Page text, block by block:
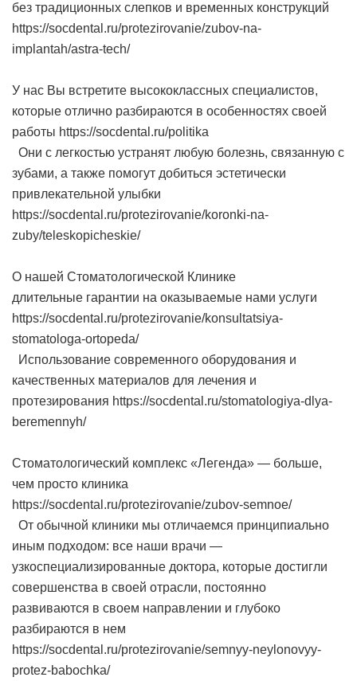
без традиционных слепков и временных конструкций
https://socdental.ru/protezirovanie/zubov-na-
implantah/astra-tech/
У нас Вы встретите высококлассных специалистов,
которые отлично разбираются в особенностях своей
работы https://socdental.ru/politika
Они с легкостью устранят любую болезнь, связанную с
зубами, а также помогут добиться эстетически
привлекательной улыбки
https://socdental.ru/protezirovanie/koronki-na-
zuby/teleskopicheskie/
О нашей Стоматологической Клинике
длительные гарантии на оказываемые нами услуги
https://socdental.ru/protezirovanie/konsultatsiya-
stomatologa-ortopeda/
Использование современного оборудования и
качественных материалов для лечения и
протезирования https://socdental.ru/stomatologiya-dlya-
beremennyh/
Стоматологический комплекс «Легенда» — больше,
чем просто клиника
https://socdental.ru/protezirovanie/zubov-semnoe/
От обычной клиники мы отличаемся принципиально
иным подходом: все наши врачи —
узкоспециализированные доктора, которые достигли
совершенства в своей отрасли, постоянно
развиваются в своем направлении и глубоко
разбираются в нем
https://socdental.ru/protezirovanie/semnyy-neylonovyy-
protez-babochka/